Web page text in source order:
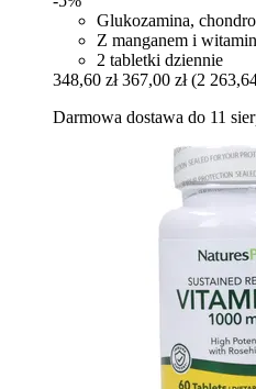
Glukozamina,
Z manganem i
2 tabletki dziennie
348,60 zł 367,00 zł (2
Darmowa dostawa do 11